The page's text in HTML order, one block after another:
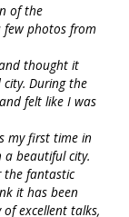
of the
few photos from
thought it
During the
felt like I was
my first time in
a beautiful city.
the fantastic
it has been
excellent talks,